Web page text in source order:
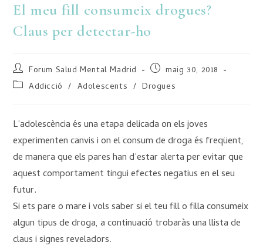
El meu fill consumeix drogues?
Claus per detectar-ho
Forum Salud Mental Madrid
maig 30, 2018
Addicció / Adolescents / Drogues
L’adolescència és una etapa delicada on els joves
experimenten canvis i on el consum de droga és freqüent,
de manera que els pares han d’estar alerta per evitar que
aquest comportament tingui efectes negatius en el seu
futur.
Si ets pare o mare i vols saber si el teu fill o filla consumeix
algun tipus de droga, a continuació trobaràs una llista de
claus i signes reveladors.